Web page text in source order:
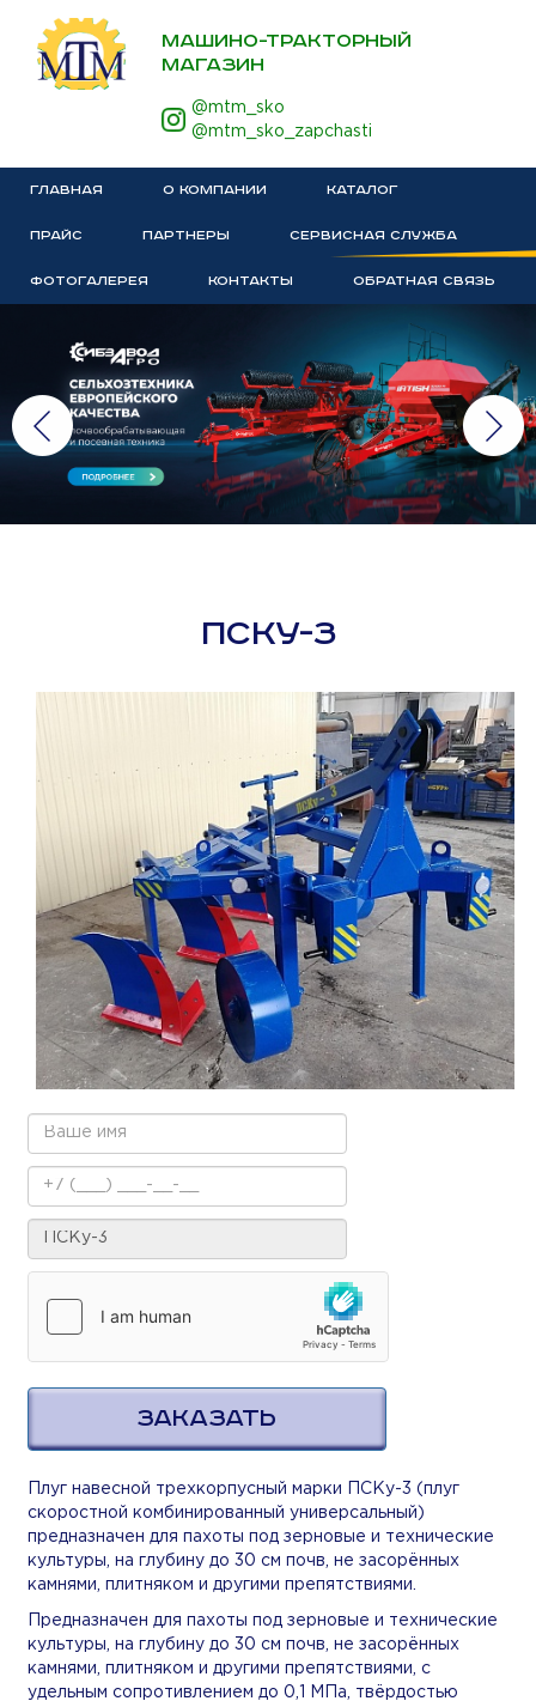
МАШИНО-ТРАКТОРНЫЙ
МАГАЗИН
@mtm_sko
@mtm_sko_zapchasti
ГЛАВНАЯ О КОМПАНИИ КАТАЛОГ
ПРАЙС ПАРТНЕРЫ СЕРВИСНАЯ СЛУЖБА
ФОТОГАЛЕРЕЯ КОНТАКТЫ ОБРАТНАЯ СВЯЗЬ
ПСКУ-3
ЗАКАЗАТЬ
Плуг навесной трехкорпусный марки ПСКу-3 (плуг
скоростной комбинированный универсальный)
предназначен для пахоты под зерновые и технические
культуры, на глубину до 30 см почв, не засорённых
камнями, плитняком и другими препятствиями.
Предназначен для пахоты под зерновые и технические
культуры, на глубину до 30 см почв, не засорённых
камнями, плитняком и другими препятствиями, с
удельным сопротивлением до 0,1 МПа, твёрдостью